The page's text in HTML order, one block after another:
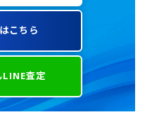
こちら
LINE査定